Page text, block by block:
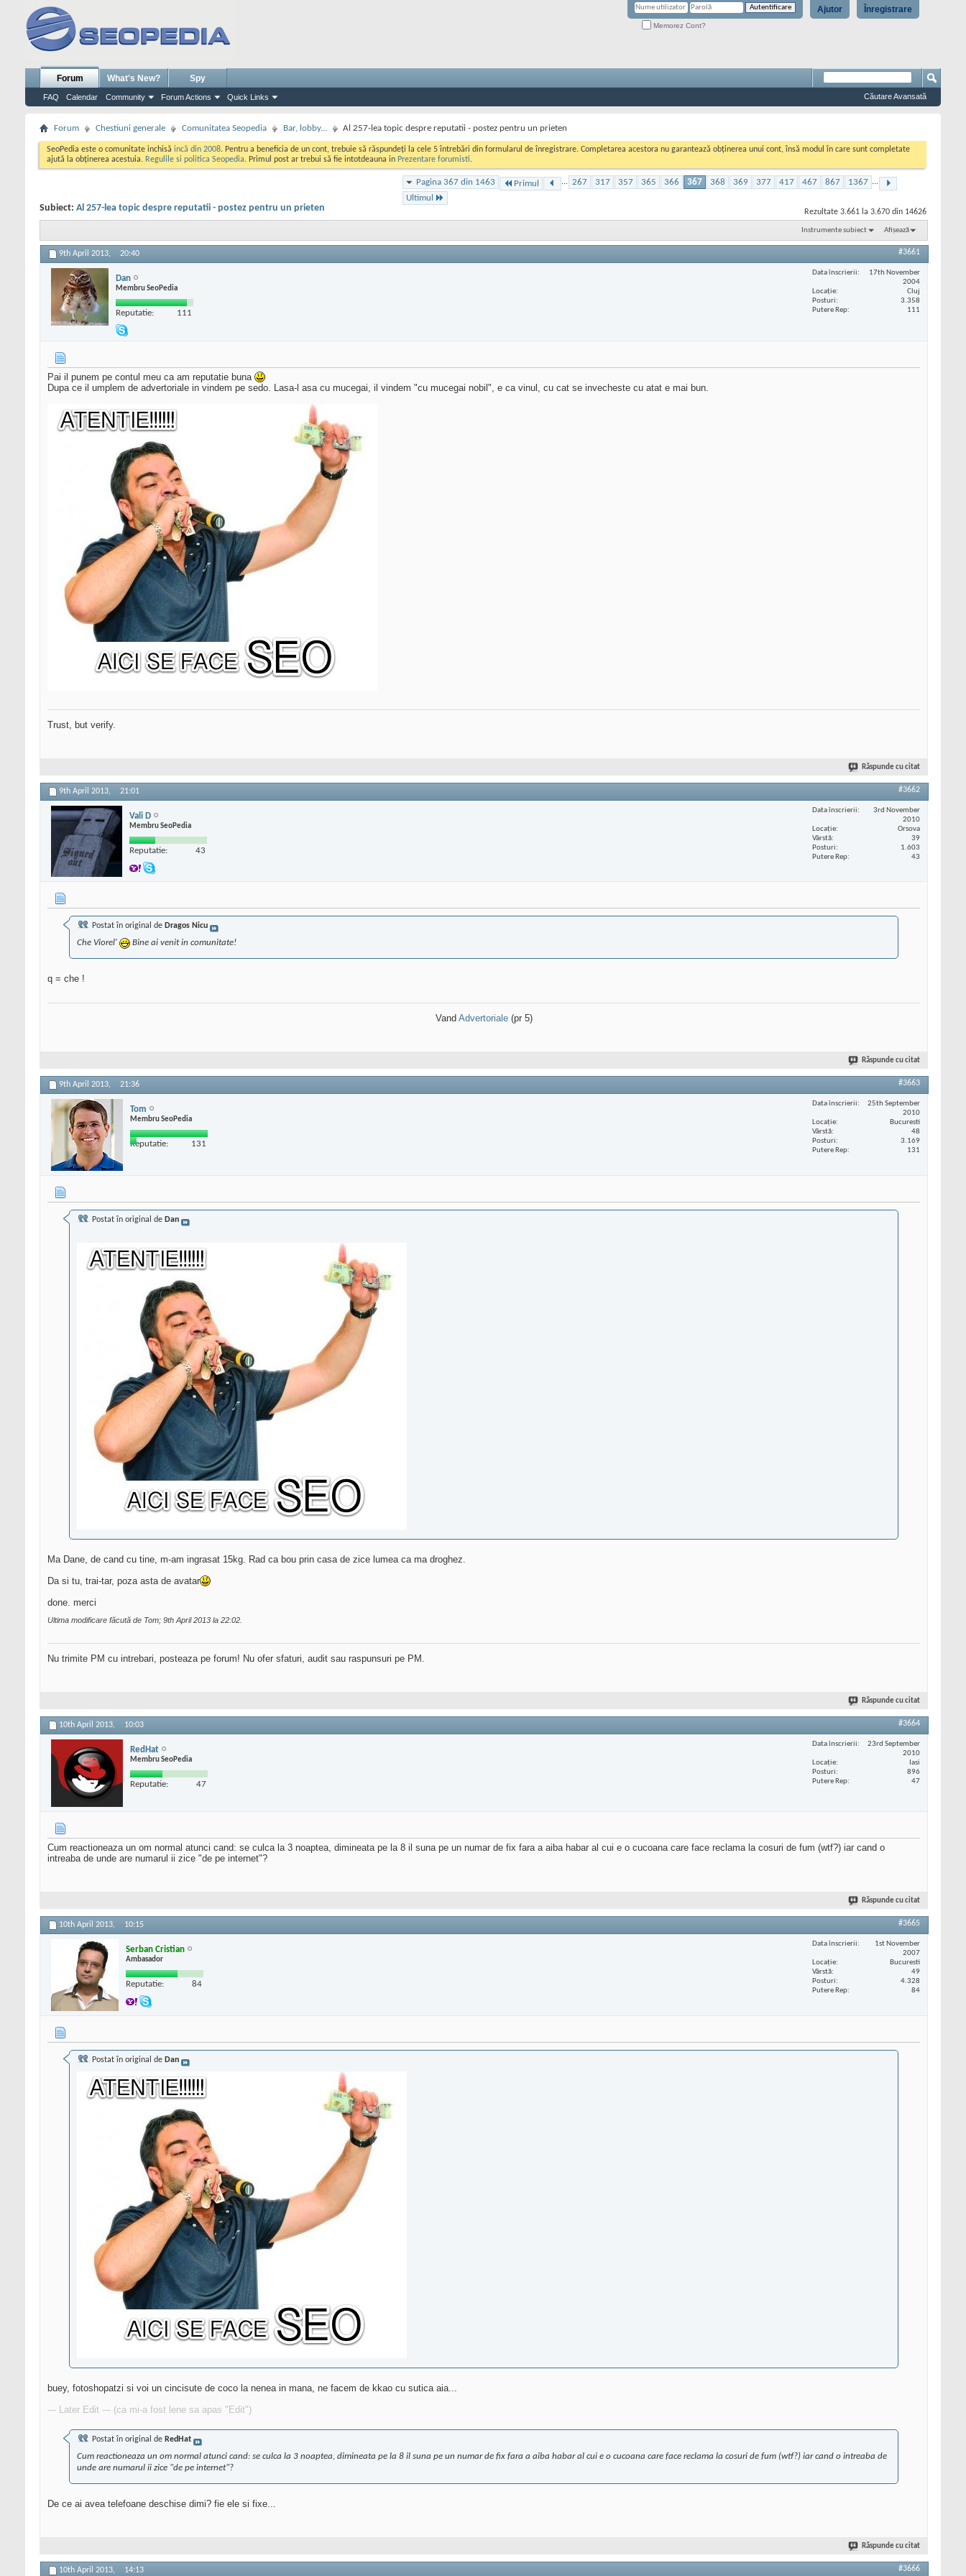
Înregistrare
Ajutor
Memorez Cont?
Forum
FAQ Calendar Community Forum Actions Quick Links
What's New? Spy
Căutare Avansată
Forum Chestiuni generale Comunitatea Seopedia Bar, lobby... Al 257-lea topic despre reputatii - postez pentru un prieten
SeoPedia este o comunitate inchisă incă din 2008. Pentru a beneficia de un cont, trebuie să răspundeți la cele 5 întrebări din formularul de înregistrare. Completarea acestora nu garantează obținerea unui cont, însă modul în care sunt completate
ajută la obținerea acestuia. Regulile si politica Seopedia. Primul post ar trebui să fie intotdeauna in Prezentare forumisti.
Pagina 367 din 1463 Primul ... 267 317 357 365 366 367 368 369 377 417 467 867 1367 ...
Ultimul
Rezultate 3.661 la 3.670 din 14626
Subiect: Al 257-lea topic despre reputatii - postez pentru un prieten
Instrumente subiect Afișează
9th April 2013, 20:40 #3661
Dan
Membru SeoPedia
Reputatie: 111
Data înscrierii
17th November
2004
Locaţie
Cluj
Posturi
3.358
Putere Rep
111
Pai il punem pe contul meu ca am reputatie buna
Dupa ce il umplem de advertoriale in vindem pe sedo. Lasa-l asa cu mucegai, il vindem "cu mucegai nobil", e ca vinul, cu cat se invecheste cu atat e mai bun.
Trust, but verify.
Răspunde cu citat
9th April 2013, 21:01 #3662
Vali D
Membru SeoPedia
Reputatie: 43
Data înscrierii
3rd November
2010
Locaţie
Orsova
Vârstă
39
Posturi
1.603
Putere Rep
43
Postat în original de Dragos Nicu
Che Viorel' Bine ai venit in comunitate!
q = che !
Vand Advertoriale (pr 5)
Răspunde cu citat
9th April 2013, 21:36 #3663
Tom
Membru SeoPedia
Reputatie: 131
Data înscrierii
25th September
2010
Locaţie
Bucuresti
Vârstă
48
Posturi
3.169
Putere Rep
131
Postat în original de Dan
Ma Dane, de cand cu tine, m-am ingrasat 15kg. Rad ca bou prin casa de zice lumea ca ma droghez.
Da si tu, trai-tar, poza asta de avatar
done. merci
Ultima modificare făcută de Tom; 9th April 2013 la 22:02
Nu trimite PM cu intrebari, posteaza pe forum! Nu ofer sfaturi, audit sau raspunsuri pe PM.
Răspunde cu citat
10th April 2013, 10:03 #3664
RedHat
Membru SeoPedia
Reputatie: 47
Data înscrierii
23rd September
2010
Locaţie
Iasi
Posturi
896
Putere Rep
47
Cum reactioneaza un om normal atunci cand: se culca la 3 noaptea, dimineata pe la 8 il suna pe un numar de fix fara a aiba habar al cui e o cucoana care face reclama la cosuri de fum (wtf?) iar cand o
intreaba de unde are numarul ii zice "de pe internet"?
Răspunde cu citat
10th April 2013, 10:15 #3665
Serban Cristian
Ambasador
Reputatie: 84
Data înscrierii
1st November
2007
Locaţie
Bucuresti
Vârstă
49
Posturi
4.328
Putere Rep
84
Postat în original de Dan
buey, fotoshopatzi si voi un cincisute de coco la nenea in mana, ne facem de kkao cu sutica aia...
--- Later Edit --- (ca mi-a fost lene sa apas "Edit")
Postat în original de RedHat
Cum reactioneaza un om normal atunci cand: se culca la 3 noaptea, dimineata pe la 8 il suna pe un numar de fix fara a aiba habar al cui e o cucoana care face reclama la cosuri de fum (wtf?) iar cand o intreaba de
unde are numarul ii zice "de pe internet"?
De ce ai avea telefoane deschise dimi? fie ele si fixe...
Răspunde cu citat
10th April 2013, 14:13 #3666